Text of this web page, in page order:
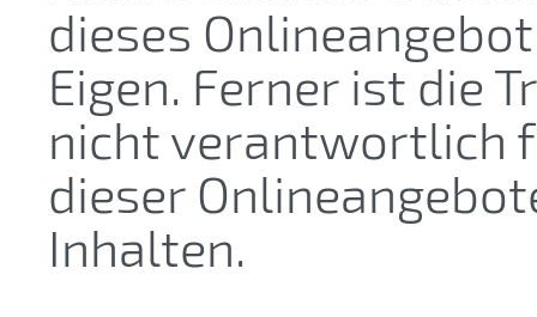
dieses
Eigen. Ferner ist die
nicht verantwortlich
dieser
Inhalten.